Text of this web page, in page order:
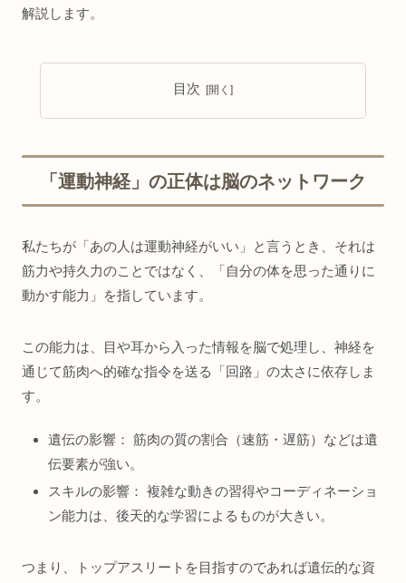
解説します。
目次
「運動神経」の正体は脳のネットワーク
私たちが「あの人は運動神経がいい」と言うとき、それは
筋力や持久力のことではなく、「自分の体を思った通りに
動かす能力」を指しています。
この能力は、目や耳から入った情報を脳で処理し、神経を
通じて筋肉へ的確な指令を送る「回路」の太さに依存しま
す。
遺伝の影響： 筋肉の質の割合（速筋・遅筋）などは遺
伝要素が強い。
スキルの影響： 複雑な動きの習得やコーディネーショ
ン能力は、後天的な学習によるものが大きい。
つまり、トップアスリートを目指すのであれば遺伝的な資